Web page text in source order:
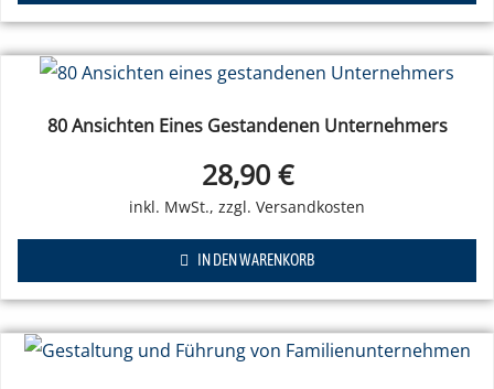
80 Ansichten Eines Gestandenen Unternehmers
28,90 €
IN DEN WARENKORB